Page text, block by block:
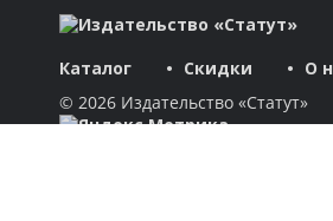
Каталог Скидки О
© 2026 Издательство «Статут»